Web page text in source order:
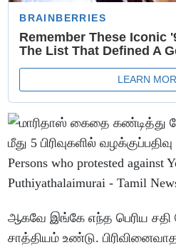
ஆகவே இங்கே எந்த பெரிய சதி
சாத்தியம் உண்டு.